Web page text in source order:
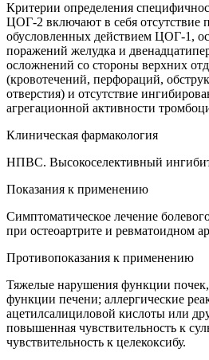
Критерии определения
ЦОГ-2 включают в себя отсутствие
обусловленных действием ЦОГ-1,
поражений желудка и
осложнений со стороны верхних
(кровотечений, перфораций,
отверстия) и отсутствие
агрегационной активности
Клиническая фармакология
НПВС. Высокоселективный
Показания к применению
Симптоматическое лечение
при остеоартрите и ревматоидном
Противопоказания к применению
Тяжелые нарушения функции
функции печени; аллергические
ацетилсалициловой кислоты или
повышенная чувствительность к
чувствительность к целекоксибу.